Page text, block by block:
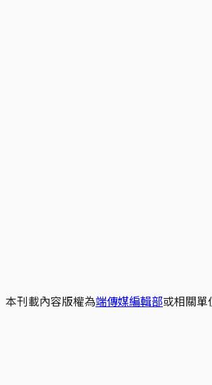
本刊載內容版權為端傳媒編輯部或相關單